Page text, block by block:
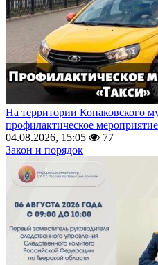
На территории Конаковского
профилактическое
04.08.2026, 15:05
77
Закон и порядок